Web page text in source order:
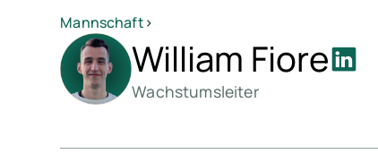
Mannschaft>
William Fiore
Wachstumsleiter